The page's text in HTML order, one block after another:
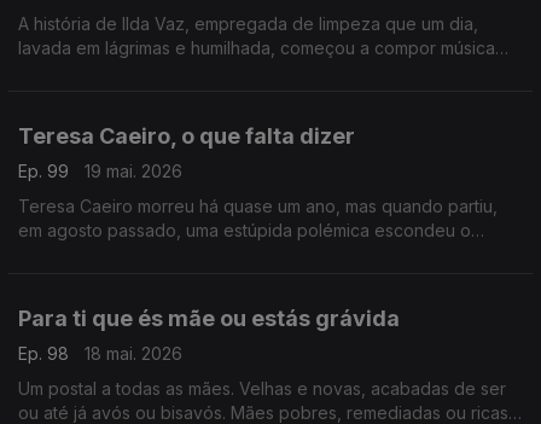
A história de Ilda Vaz, empregada de limpeza que um dia,
lavada em lágrimas e humilhada, começou a compor música
Teresa Caeiro, o que falta dizer
Ep. 99
19 mai. 2026
Teresa Caeiro morreu há quase um ano, mas quando partiu,
em agosto passado, uma estúpida polémica escondeu o
Para ti que és mãe ou estás grávida
Ep. 98
18 mai. 2026
Um postal a todas as mães. Velhas e novas, acabadas de ser
ou até já avós ou bisavós. Mães pobres, remediadas ou ricas.